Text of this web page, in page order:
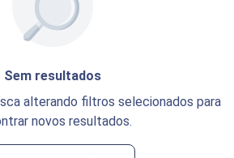
Sem resultados
alterando filtros selecionados para
novos resultados.